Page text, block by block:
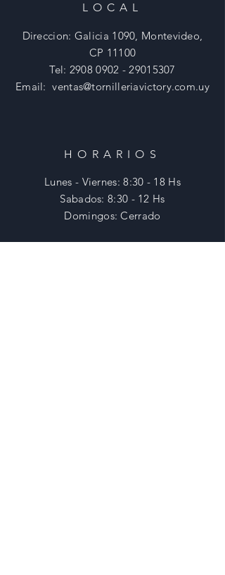
LOCAL
Direccion: Galicia 1090, Montevideo,
CP 11100
Tel: 2908 0902 - 29015307
Email:ventas@tornilleriavictory.com.uy
HORARIOS
Lunes - Viernes: 8:30 - 18 Hs
​​Sabados: 8:30 - 12 Hs
​Domingos: Cerrado